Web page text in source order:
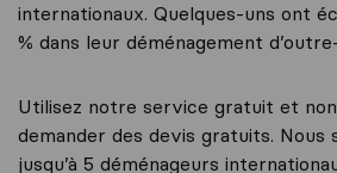
internationaux. Quelques-uns ont
% dans leur déménagement
Utilisez notre service gratuit et
demander des devis gratuits. Nous
jusqu’à 5 déménageurs